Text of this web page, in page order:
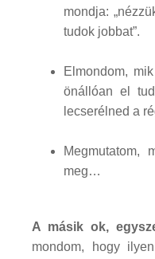
mondja:
tudok jobbat”.
Elmondom,
önállóan el
lecserélned a
Megmutatom,
meg…
A másik ok,
mondom, hogy